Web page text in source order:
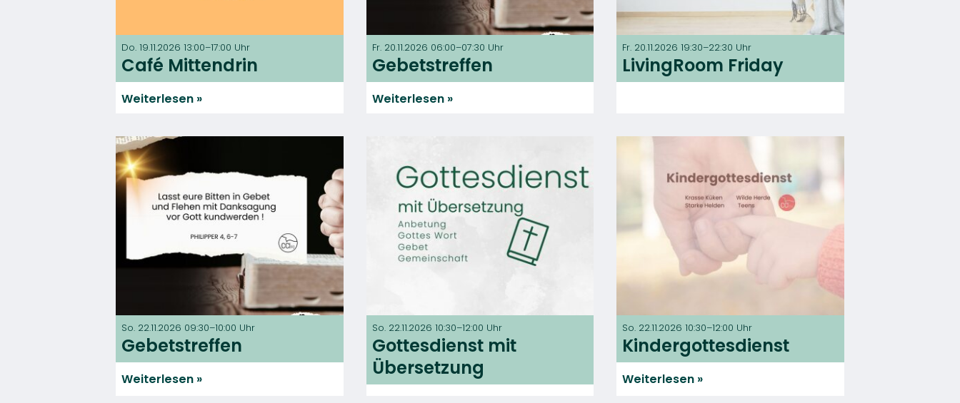
Do. 19.11.2026 13:00–17:00 Uhr
Café Mittendrin
Weiterlesen
Fr. 20.11.2026 06:00–07:30 Uhr
Gebetstreffen
Weiterlesen
Fr. 20.11.2026 19:30–22:30 Uhr
LivingRoom Friday
So. 22.11.2026 09:30–10:00 Uhr
Gebetstreffen
Weiterlesen
So. 22.11.2026 10:30–12:00 Uhr
Gottesdienst mit
Übersetzung
So. 22.11.2026 10:30–12:00 Uhr
Kindergottesdienst
Weiterlesen